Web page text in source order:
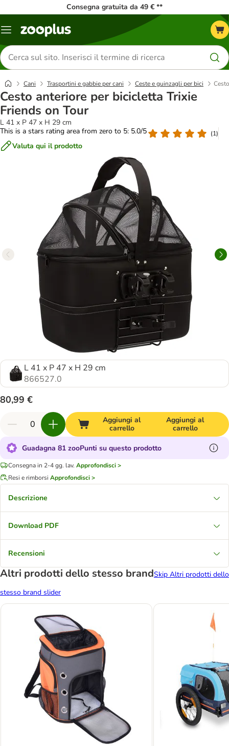
Consegna gratuita da 49 € **
Overview
Cerca
prodotti
Cani Trasportini e gabbie per cani Ceste e guinzagli per bici
Cesto anteriore per bicicletta Trixie
Friends on Tour
L 41 x P 47 x H 29 cm
This is a stars rating area from zero to 5: 5.0/5
(1)
Valuta qui il prodotto
L 41 x P 47 x H 29 cm
866527.0
80,99 €
Aggiungi al
carrello
Aggiungi al
carrello
Guadagna 81 zooPunti su questo prodotto
Consegna in 2-4 gg. lav. Approfondisci >
Resi e rimborsi Approfondisci >
Descrizione
Download PDF
Recensioni
Altri prodotti dello stesso brandSkip Altri prodotti dello
stesso brand slider